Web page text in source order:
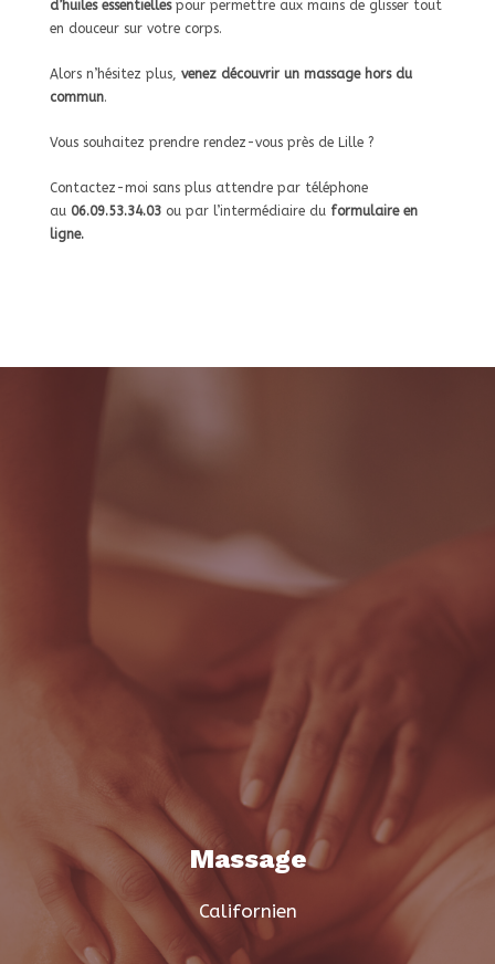
d’huiles essentiellespour permettre aux mains de glisser tout
en douceur sur votre corps.
Alors n’hésitez plus, venez découvrir un massage hors du
commun.
Vous souhaitez prendre rendez-vous près de Lille ?
Contactez-moi sans plus attendre par téléphone
au 06.09.53.34.03ou par l’intermédiaire du formulaire en
ligne.
Massage
Californien